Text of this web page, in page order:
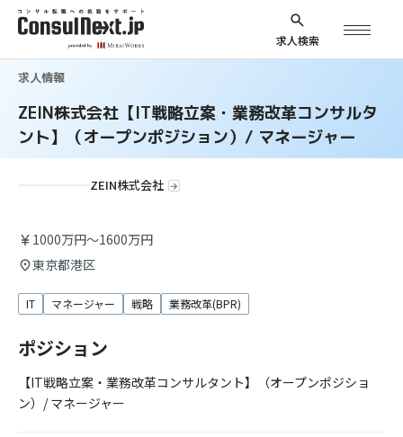
求人検索
求人情報
ZEIN株式会社【IT戦略立案・業務改革コンサルタ
ント】（オープンポジション）/ マネージャー
ZEIN株式会社
1000万円～1600万円
東京都港区
IT マネージャー 戦略 業務改革(BPR)
ポジション
【IT戦略立案・業務改革コンサルタント】（オープンポジショ
ン）/ マネージャー